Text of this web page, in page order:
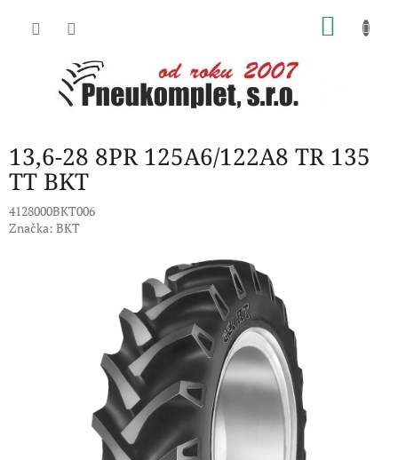
13,6-28 8PR 125A6/122A8 TR 135
TT BKT
4128000BKT006
Značka: BKT